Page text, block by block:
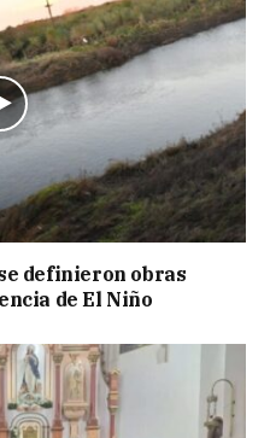
definieron obras
de El Niño